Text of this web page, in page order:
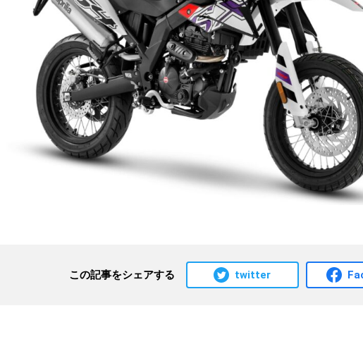
この記事をシェアする twitter